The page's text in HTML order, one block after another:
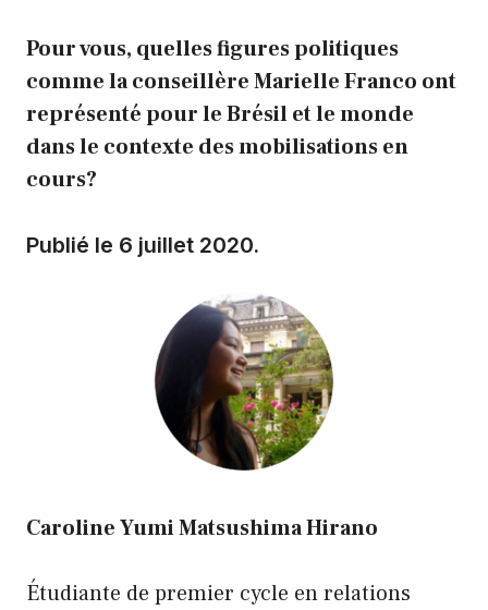
Pour vous, quelles figures politiques
comme la conseillère Marielle Franco ont
représenté pour le Brésil et le monde
dans le contexte des mobilisations en
cours?
Publié le 6 juillet 2020.
Caroline Yumi Matsushima Hirano
Étudiante de premier cycle en relations